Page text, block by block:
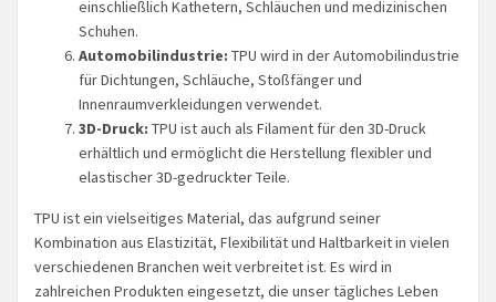
einschließlich Kathetern, Schläuchen und medizinischen
Schuhen.
Automobilindustrie: TPU wird in der Automobilindustrie
für Dichtungen, Schläuche, Stoßfänger und
Innenraumverkleidungen verwendet.
3D-Druck: TPU ist auch als Filament für den 3D-Druck
erhältlich und ermöglicht die Herstellung flexibler und
elastischer 3D-gedruckter Teile.
TPU ist ein vielseitiges Material, das aufgrund seiner
Kombination aus Elastizität, Flexibilität und Haltbarkeit in vielen
verschiedenen Branchen weit verbreitet ist. Es wird in
zahlreichen Produkten eingesetzt, die unser tägliches Leben